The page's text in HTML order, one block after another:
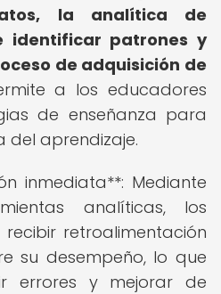
la analítica de
identificar patrones y
de adquisición de
a los educadores
de enseñanza para
del aprendizaje.
inmediata**: Mediante
analíticas, los
retroalimentación
su desempeño, lo que
errores y mejorar de